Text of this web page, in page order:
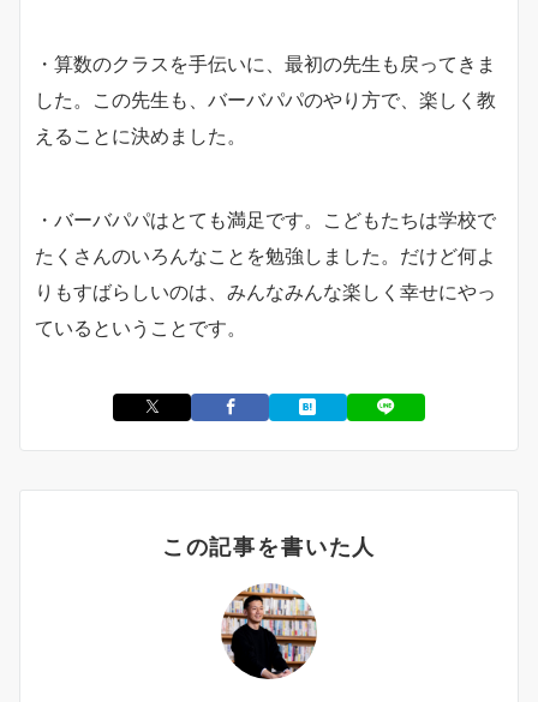
・算数のクラスを手伝いに、最初の先生も戻ってきま
した。この先生も、バーバパパのやり方で、楽しく教
えることに決めました。
・バーバパパはとても満足です。こどもたちは学校で
たくさんのいろんなことを勉強しました。だけど何よ
りもすばらしいのは、みんなみんな楽しく幸せにやっ
ているということです。
この記事を書いた人